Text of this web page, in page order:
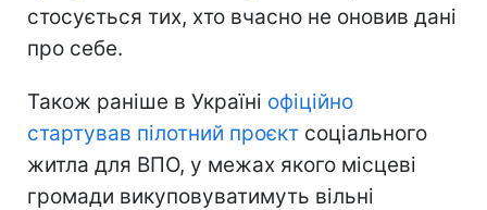
стосується тих, хто вчасно не оновив дані
про себе.
Також раніше в Україні офіційно
стартував пілотний проєкт соціального
житла для ВПО, у межах якого місцеві
громади викуповуватимуть вільні